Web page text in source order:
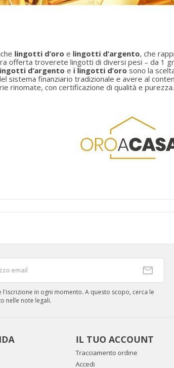
lingotti d’oro e lingotti d’argento, che
offerta troverete lingotti di diversi pesi – da 1
d’argento e i lingotti d’orosono la
sistema finanziario tradizionale e avere al
rinomate, con certificazione di qualità e purezza.
l'iscrizione in ogni momento. A questo scopo, cerca le
nelle note legali.
IL TUO ACCOUNT
Tracciamento ordine
Accedi